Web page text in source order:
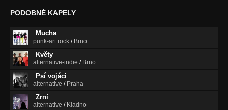
PODOBNÉ KAPELY
Mucha
punk-art rock / Brno
Květy
alternative-indie / Brno
Psí vojáci
alternative / Praha
Zrní
alternative / Kladno